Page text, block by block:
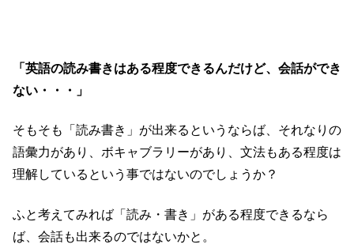
「英語の読み書きはある程度できるんだけど、会話ができ
ない・・・」
そもそも「読み書き」が出来るというならば、それなりの
語彙力があり、ボキャブラリーがあり、文法もある程度は
理解しているという事ではないのでしょうか？
ふと考えてみれば「読み・書き」がある程度できるなら
ば、会話も出来るのではないかと。